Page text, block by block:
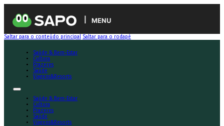
MENU
Saltar para o conteúdo principal Saltar para o rodapé
Saúde & Bem-Estar
Cultura
Prazeres
Saúde
Viagens&Resorts
Saúde & Bem-Estar
Cultura
Prazeres
Saúde
Viagens&Resorts